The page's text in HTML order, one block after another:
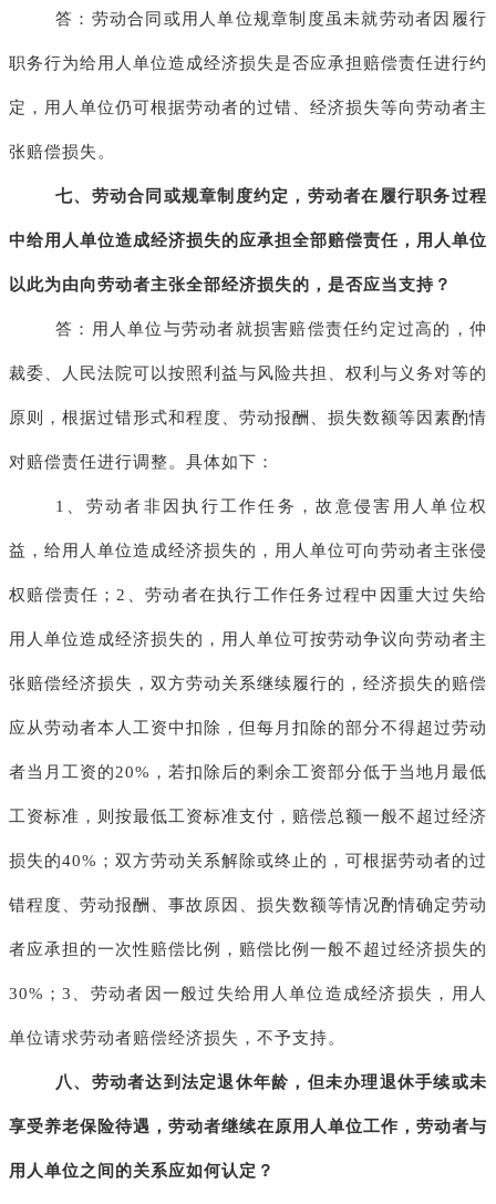
答：劳动合同或用人单位规章制度虽未就劳动者因履行
职务行为给用人单位造成经济损失是否应承担赔偿责任进行约
定，用人单位仍可根据劳动者的过错、经济损失等向劳动者主
张赔偿损失。
七、劳动合同或规章制度约定，劳动者在履行职务过程
中给用人单位造成经济损失的应承担全部赔偿责任，用人单位
以此为由向劳动者主张全部经济损失的，是否应当支持？
答：用人单位与劳动者就损害赔偿责任约定过高的，仲
裁委、人民法院可以按照利益与风险共担、权利与义务对等的
原则，根据过错形式和程度、劳动报酬、损失数额等因素酌情
对赔偿责任进行调整。具体如下：
1、劳动者非因执行工作任务，故意侵害用人单位权
益，给用人单位造成经济损失的，用人单位可向劳动者主张侵
权赔偿责任；2、劳动者在执行工作任务过程中因重大过失给
用人单位造成经济损失的，用人单位可按劳动争议向劳动者主
张赔偿经济损失，双方劳动关系继续履行的，经济损失的赔偿
应从劳动者本人工资中扣除，但每月扣除的部分不得超过劳动
者当月工资的20%，若扣除后的剩余工资部分低于当地月最低
工资标准，则按最低工资标准支付，赔偿总额一般不超过经济
损失的40%；双方劳动关系解除或终止的，可根据劳动者的过
错程度、劳动报酬、事故原因、损失数额等情况酌情确定劳动
者应承担的一次性赔偿比例，赔偿比例一般不超过经济损失的
30%；3、劳动者因一般过失给用人单位造成经济损失，用人
单位请求劳动者赔偿经济损失，不予支持。
八、劳动者达到法定退休年龄，但未办理退休手续或未
享受养老保险待遇，劳动者继续在原用人单位工作，劳动者与
用人单位之间的关系应如何认定？